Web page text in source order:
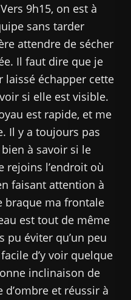
9h15, on est à
sans tarder
attendre de sécher
Il faut dire que je
laissé échapper cette
si elle est visible.
est rapide, et me
Il y a toujours pas
bien à savoir si le
rejoins l’endroit où
faisant attention à
braque ma frontale
est tout de même
pu éviter qu’un peu
d’y voir quelque
inclinaison de
et réussir à